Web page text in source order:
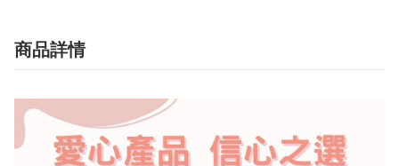
商品詳情